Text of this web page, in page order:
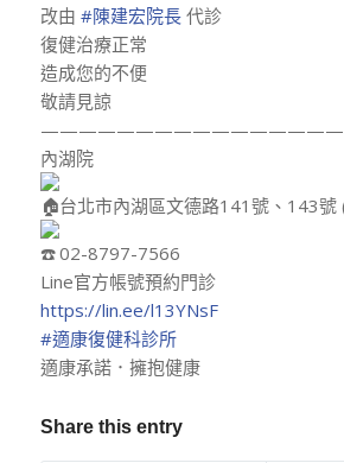
改由 #陳建宏院長代診
復健治療正常
造成您的不便
敬請見諒
————————————————
內湖院
台北市內湖區文德路141號、143號
02-8797-7566
Line官方帳號預約門診
https://lin.ee/l13YNsF
#適康復健科診所
適康承諾．擁抱健康
Share this entry